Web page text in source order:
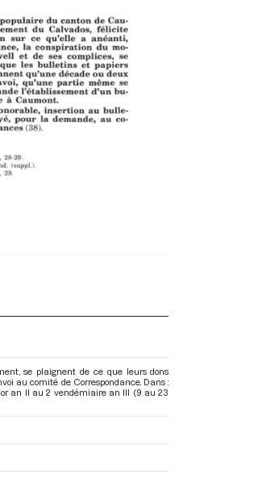
se plaignent de ce que leurs dons
au comité de Correspondance. Dans :
an II au 2 vendémiaire an III (9 au 23